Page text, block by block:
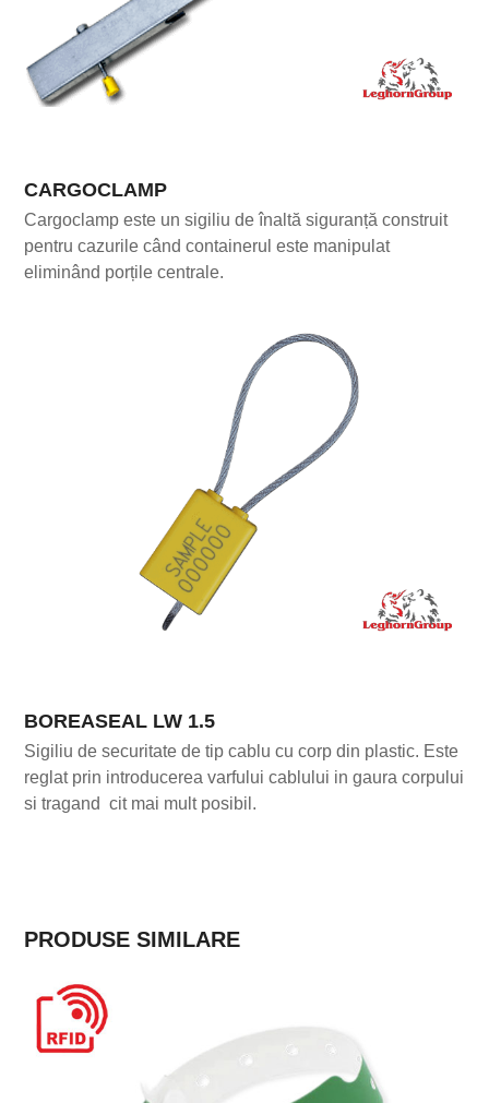
CARGOCLAMP
Cargoclamp este un sigiliu de înaltă siguranță construit
pentru cazurile când containerul este manipulat
eliminând porțile centrale.
BOREASEAL LW 1.5
Sigiliu de securitate de tip cablu cu corp din plastic. Este
reglat prin introducerea varfului cablului in gaura corpului
si tragand cit mai mult posibil.
PRODUSE SIMILARE